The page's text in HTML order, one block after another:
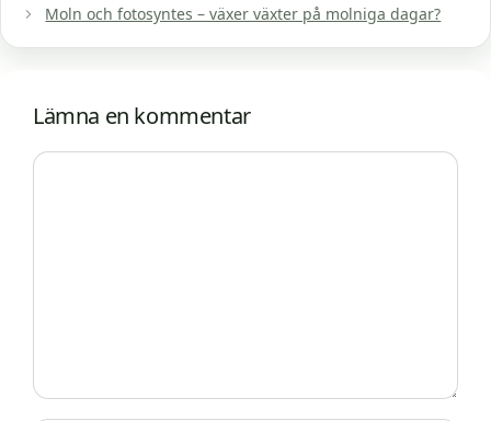
Moln och fotosyntes – växer växter på molniga dagar?
Lämna en kommentar
Kommentar